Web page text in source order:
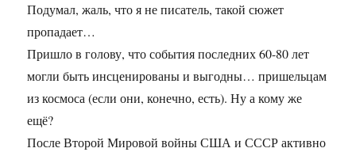
Подумал, жаль, что я не писатель, такой сюжет
пропадает…
Пришло в голову, что события последних 60-80 лет
могли быть инсценированы и выгодны… пришельцам
из космоса (если они, конечно, есть). Ну а кому же
ещё?
После Второй Мировой войны США и СССР активно